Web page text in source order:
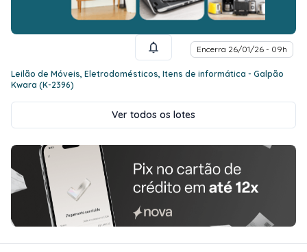
Encerra 26/01/26 - 09h
Leilão de Móveis, Eletrodomésticos, Itens de informática - Galpão
Kwara (K-2396)
Ver todos os lotes